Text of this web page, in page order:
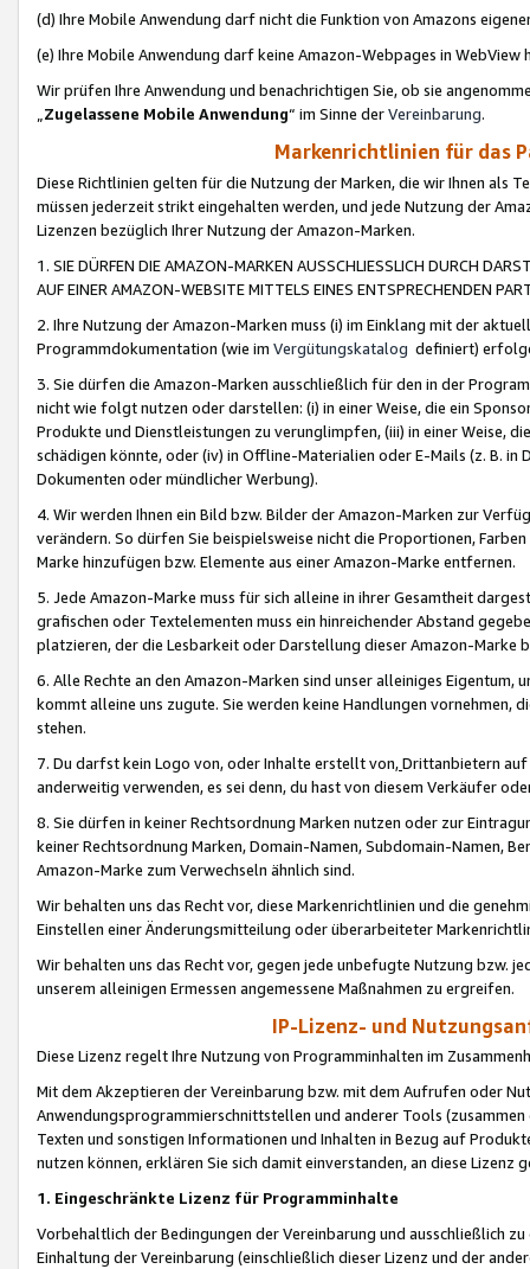
(d) Ihre Mobile Anwendung darf nicht die Funktion von Amazons
(e) Ihre Mobile Anwendung darf keine Amazon-Webpages in WebView
Wir prüfen Ihre Anwendung und benachrichtigen Sie, ob sie
„Zugelassene Mobile Anwendung“ im Sinne derVereinbarung.
Markenrichtlinien für das
Diese Richtlinien gelten für die Nutzung der Marken, die wir Ihnen als
müssen jederzeit strikt eingehalten werden, und jede Nutzung der
Lizenzen bezüglich Ihrer Nutzung der Amazon-Marken.
1. SIE DÜRFEN DIE AMAZON-MARKEN AUSSCHLIESSLICH DURCH
AUF EINER AMAZON-WEBSITE MITTELS EINES ENTSPRECHENDEN
2. Ihre Nutzung der Amazon-Marken muss (i) im Einklang mit der
Programmdokumentation (wie im Vergütungskatalog definiert)
3. Sie dürfen die Amazon-Marken ausschließlich für den in der
nicht wie folgt nutzen oder darstellen: (i) in einer Weise, die ein
Produkte und Dienstleistungen zu verunglimpfen, (iii) in einer Weise,
schädigen könnte, oder (iv) in Offline-Materialien oder E-Mails (z. B. in
Dokumenten oder mündlicher Werbung).
4. Wir werden Ihnen ein Bild bzw. Bilder der Amazon-Marken zur
verändern. So dürfen Sie beispielsweise nicht die Proportionen,
Marke hinzufügen bzw. Elemente aus einer Amazon-Marke entfernen.
5. Jede Amazon-Marke muss für sich alleine in ihrer Gesamtheit
grafischen oder Textelementen muss ein hinreichender Abstand
platzieren, der die Lesbarkeit oder Darstellung dieser Amazon-Marke
6. Alle Rechte an den Amazon-Marken sind unser alleiniges
kommt alleine uns zugute. Sie werden keine Handlungen vornehmen,
stehen.
7. Du darfst kein Logo von, oder Inhalte erstellt von,Drittanbietern auf
anderweitig verwenden, es sei denn, du hast von diesem Verkäufer
8. Sie dürfen in keiner Rechtsordnung Marken nutzen oder zur
keiner Rechtsordnung Marken, Domain-Namen, Subdomain-Namen,
Amazon-Marke zum Verwechseln ähnlich sind.
Wir behalten uns das Recht vor, diese Markenrichtlinien und die
Einstellen einer Änderungsmitteilung oder überarbeiteter
Wir behalten uns das Recht vor, gegen jede unbefugte Nutzung bzw.
unserem alleinigen Ermessen angemessene Maßnahmen zu ergreifen.
IP-Lizenz- und
Diese Lizenz regelt Ihre Nutzung von Programminhalten im
Mit dem Akzeptieren der Vereinbarung bzw. mit dem Aufrufen oder
Anwendungsprogrammierschnittstellen und anderer Tools (zusammen
Texten und sonstigen Informationen und Inhalten in Bezug auf
nutzen können, erklären Sie sich damit einverstanden, an diese Lizenz
1. Eingeschränkte Lizenz für Programminhalte
Vorbehaltlich der Bedingungen der Vereinbarung und ausschließlich
Einhaltung der Vereinbarung (einschließlich dieser Lizenz und der